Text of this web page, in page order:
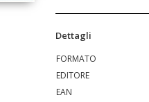
Dettagli
FORMATO
EDITORE
EAN